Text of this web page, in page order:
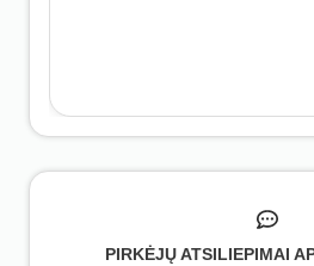
PIRKĖJŲ ATSILIEPIMAI